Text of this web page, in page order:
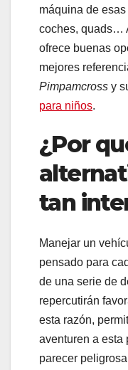
máquina de
coches, quads…
ofrece buenas
mejores
Pimpamcross y
para niños.
¿Por
tan
Manejar un
pensado para
de una serie de
repercutirán
esta razón,
aventuren a esta
parecer